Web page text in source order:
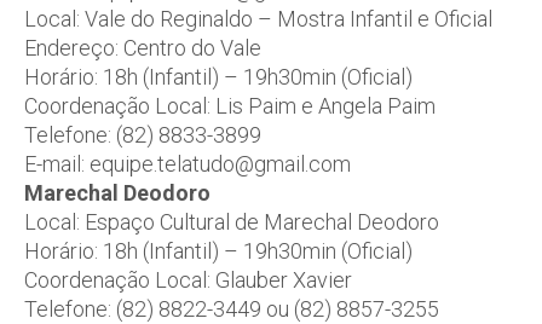
Local: Vale do Reginaldo – Mostra Infantil e Oficial
Endereço: Centro do Vale
Horário: 18h (Infantil) – 19h30min (Oficial)
Coordenação Local: Lis Paim e Angela Paim
Telefone: (82) 8833-3899
E-mail: equipe.telatudo@gmail.com
Marechal Deodoro
Local: Espaço Cultural de Marechal Deodoro
Horário: 18h (Infantil) – 19h30min (Oficial)
Coordenação Local: Glauber Xavier
Telefone: (82) 8822-3449 ou (82) 8857-3255